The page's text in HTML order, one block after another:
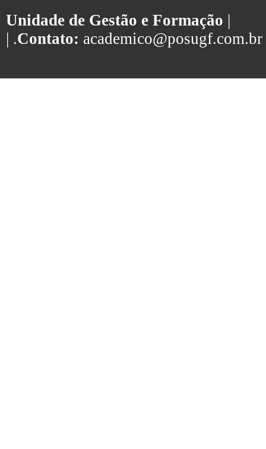
Unidade de Gestão e Formação |
| .Contato: academico@posugf.com.br